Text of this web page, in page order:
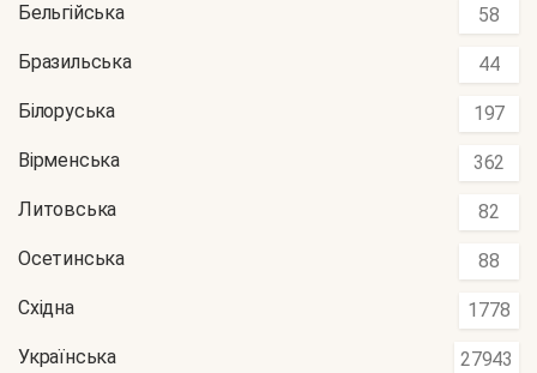
Бельгійська 58
Бразильська 44
Білоруська 197
Вірменська 362
Литовська 82
Осетинська 88
Східна 1778
Українська 27943